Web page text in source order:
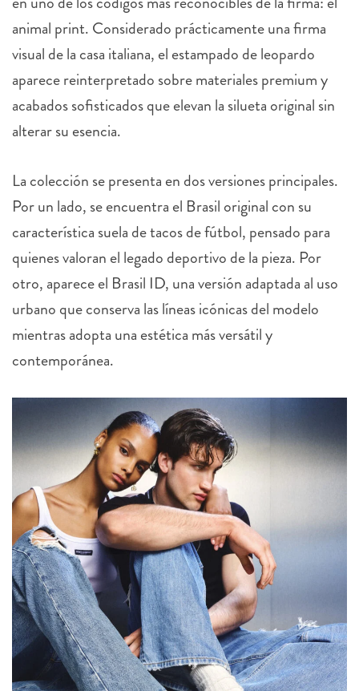
animal print. Considerado prácticamente una firma
visual de la casa italiana, el estampado de leopardo
aparece reinterpretado sobre materiales premium y
acabados sofisticados que elevan la silueta original sin
alterar su esencia.
Por un lado, se encuentra el Brasil original con su
característica suela de tacos de fútbol, pensado para
quienes valoran el legado deportivo de la pieza. Por
otro, aparece el Brasil ID, una versión adaptada al uso
urbano que conserva las líneas icónicas del modelo
mientras adopta una estética más versátil y
contemporánea.